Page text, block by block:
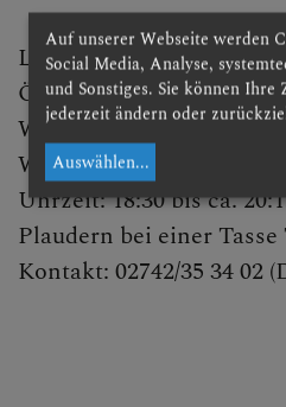
Lobpreis, Bibel teilen,
Ökumenisch offen
WANN: jeden Mittwoch
WO: Gruppenraum der
Uhrzeit: 18:30 bis ca.
Plaudern bei einer Tasse
Kontakt: 02742/35 34 02
Auf unserer Webseite werden
Social Media, Analyse,
und Sonstiges. Sie können Ihre
jederzeit ändern oder
Auswählen...